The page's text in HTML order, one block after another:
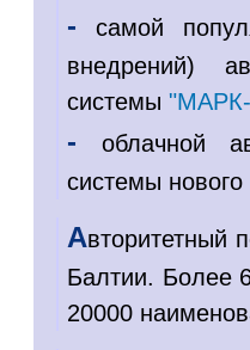
- самой
внедрений)
системы
- облачной
системы
Авторитетный
Балтии. Более
20000